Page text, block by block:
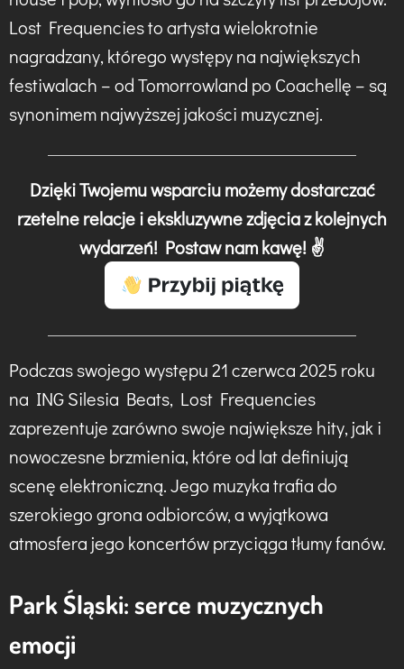
Lost Frequencies to artysta wielokrotnie
nagradzany, którego występy na największych
festiwalach – od Tomorrowland po Coachellę – są
synonimem najwyższej jakości muzycznej.
Dzięki Twojemu wsparciu możemy dostarczać
rzetelne relacje i ekskluzywne zdjęcia z kolejnych
wydarzeń! Postaw nam kawę! ✌️
Podczas swojego występu 21 czerwca 2025 roku
na ING Silesia Beats, Lost Frequencies
zaprezentuje zarówno swoje największe hity, jak i
nowoczesne brzmienia, które od lat definiują
scenę elektroniczną. Jego muzyka trafia do
szerokiego grona odbiorców, a wyjątkowa
atmosfera jego koncertów przyciąga tłumy fanów.
Park Śląski: serce muzycznych
emocji